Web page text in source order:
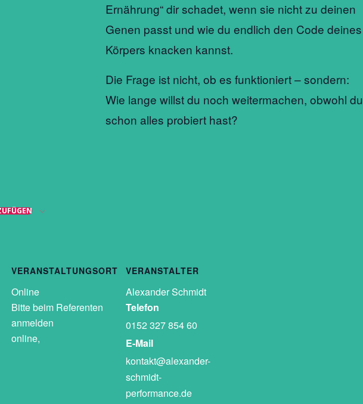
Ernährung“ dir schadet, wenn sie nicht zu deinen
Genen passt und wie du endlich den Code deines
Körpers knacken kannst.
Die Frage ist nicht, ob es funktioniert – sondern:
Wie lange willst du noch weitermachen, obwohl du
schon alles probiert hast?
VERANSTALTUNGSORT
Online
Bitte beim Referenten
anmelden
online,
VERANSTALTER
Alexander Schmidt
Telefon
0152 327 854 60
E-Mail
kontakt@alexander-
schmidt-
performance.de